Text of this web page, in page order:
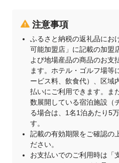
注意事項
ふるさと納税の返礼品にお
可能加盟店」に記載の加盟
よび地場産品の商品のお支
ます。ホテル・ゴルフ場等
ービス料、飲食代）、区域
払いにご利用できます。ま
数展開している宿泊施設（
る場合は、1名1泊あたり5
す。
記載の有効期限をご確認の
ださい。
お支払いでのご利用時は「